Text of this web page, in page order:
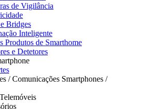
de Vigilância
Bridges
Inteligente
Produtos de Smarthome
e Detetores
Smartphones /